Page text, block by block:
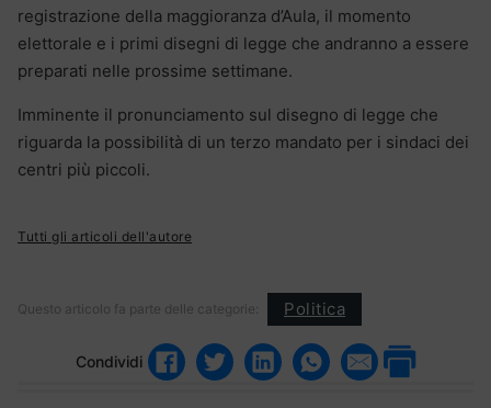
registrazione della maggioranza d’Aula, il momento
elettorale e i primi disegni di legge che andranno a essere
preparati nelle prossime settimane.
Imminente il pronunciamento sul disegno di legge che
riguarda la possibilità di un terzo mandato per i sindaci dei
centri più piccoli.
Tutti gli articoli dell'autore
Questo articolo fa parte delle categorie: Politica
Condividi